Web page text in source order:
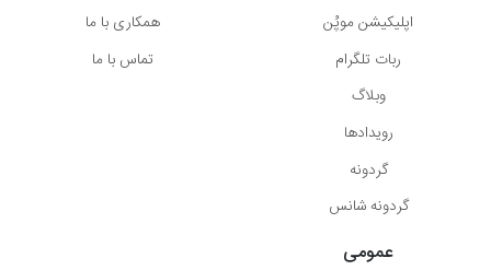
اپلیکیشن موپُن
ربات تلگرام
وبلاگ
رویدادها
گردونه
گردونه شانس
همکاری با ما
تماس با ما
عمومی